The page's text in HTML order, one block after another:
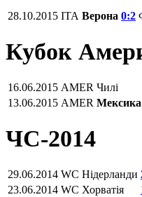
28.10.2015 ITA Верона 0:2
Кубок
16.06.2015 AMER Чилі
13.06.2015 AMER Мексика
ЧС-2014
29.06.2014 WC Нідерланди
23.06.2014 WC Хорватія